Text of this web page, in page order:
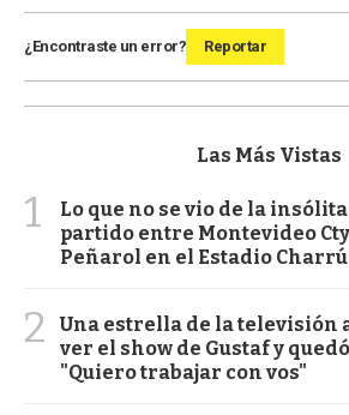
¿Encontraste un error? Reportar
Las Más Vistas
1
Lo que no se vio de la
partido entre Montevideo
Peñarol en el Estadio
2
Una estrella de la televisión
ver el show de Gustaf y
"Quiero trabajar con vos"